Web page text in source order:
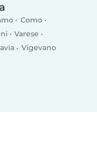
Como
Varese
Vigevano